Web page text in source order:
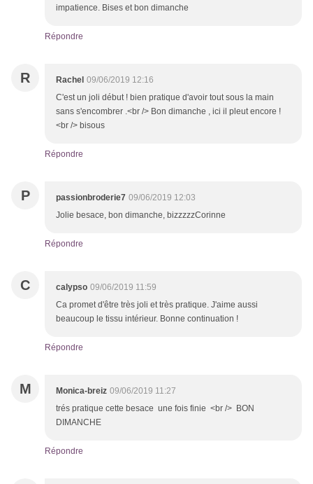
impatience. Bises et bon dimanche
Répondre
R Rachel 09/06/2019 12:16
C'est un joli début ! bien pratique d'avoir tout sous la main
sans s'encombrer .<br /> Bon dimanche , ici il pleut encore !
<br /> bisous
Répondre
P passionbroderie7 09/06/2019 12:03
Jolie besace, bon dimanche, bizzzzzCorinne
Répondre
C calypso 09/06/2019 11:59
Ca promet d'être très joli et très pratique. J'aime aussi
beaucoup le tissu intérieur. Bonne continuation !
Répondre
M Monica-breiz 09/06/2019 11:27
trés pratique cette besace une fois finie <br /> BON
DIMANCHE
Répondre